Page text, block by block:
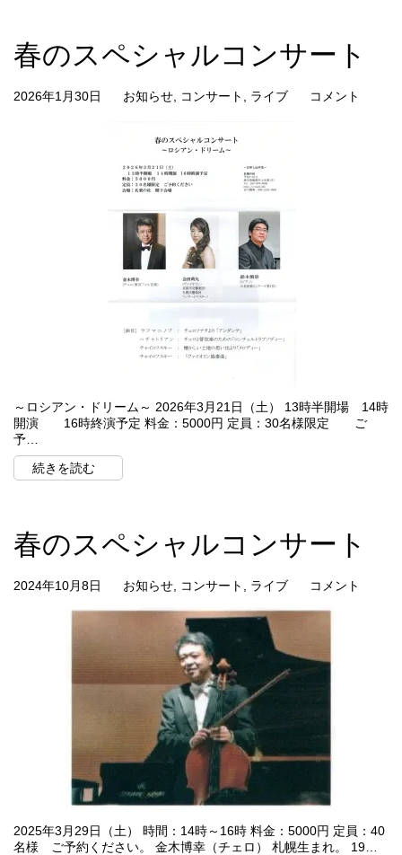
春のスペシャルコンサート
2026年1月30日 お知らせ コンサート ライブ コメント
～ロシアン・ドリーム～ 2026年3月21日（土） 13時半開場 14時
開演 16時終演予定 料金：5000円 定員：30名様限定 ご
予…
続きを読む
春のスペシャルコンサート
2024年10月8日 お知らせ コンサート ライブ コメント
2025年3月29日（土） 時間：14時～16時 料金：5000円 定員：40
名様 ご予約ください。 金木博幸（チェロ） 札幌生まれ。 19…